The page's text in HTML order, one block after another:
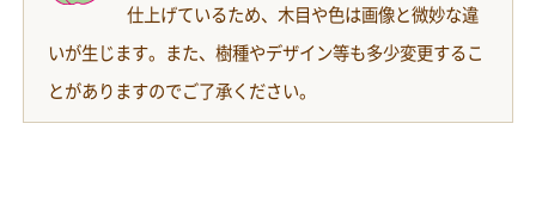
仕上げているため、木目や色は画像と微妙な違
いが生じます。また、樹種やデザイン等も多少変更するこ
とがありますのでご了承ください。